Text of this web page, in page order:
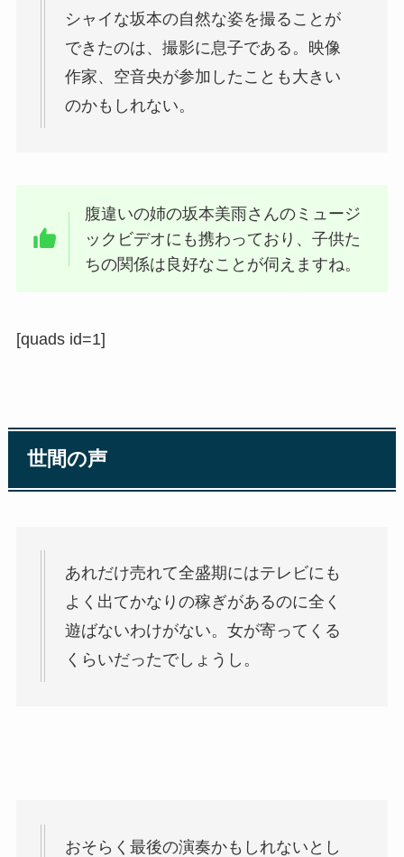
シャイな坂本の自然な姿を撮ることが
できたのは、撮影に息子である。映像
作家、空音央が参加したことも大きい
のかもしれない。
腹違いの姉の坂本美雨さんのミュージ
ックビデオにも携わっており、子供た
ちの関係は良好なことが伺えますね。
[quads id=1]
世間の声
あれだけ売れて全盛期にはテレビにも
よく出てかなりの稼ぎがあるのに全く
遊ばないわけがない。女が寄ってくる
くらいだったでしょうし。
おそらく最後の演奏かもしれないとし